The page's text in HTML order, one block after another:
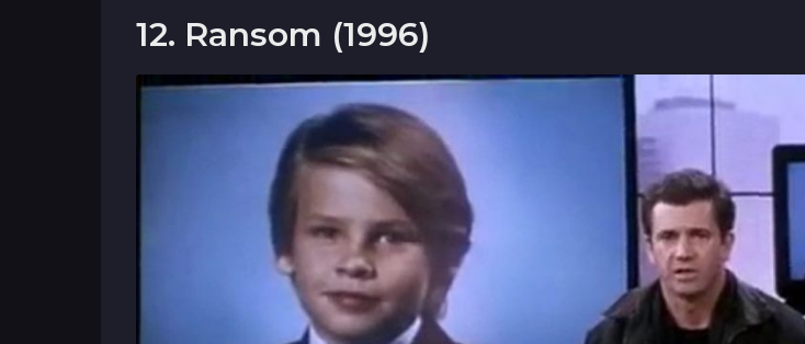
12. Ransom (1996)